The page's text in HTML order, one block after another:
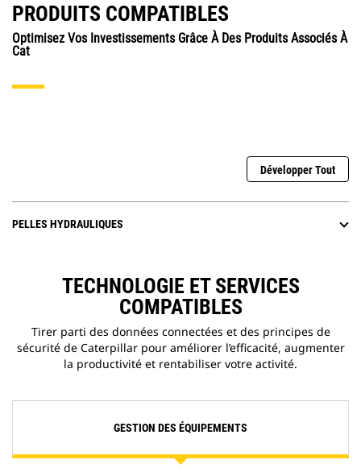
PRODUITS COMPATIBLES
Optimisez Vos Investissements Grâce À Des Produits Associés À
Cat
Développer Tout
PELLES HYDRAULIQUES
TECHNOLOGIE ET SERVICES
COMPATIBLES
Tirer parti des données connectées et des principes de
sécurité de Caterpillar pour améliorer l’efficacité, augmenter
la productivité et rentabiliser votre activité.
GESTION DES ÉQUIPEMENTS